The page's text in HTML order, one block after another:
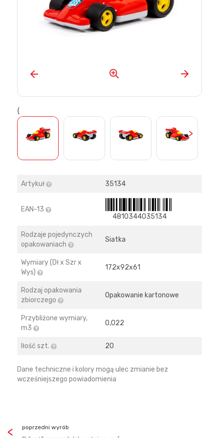
{
>
Artykuł 35134
EAN-13
4810344035134
Rodzaje pojedynczych
opakowaniach
Siatka
Wymiary (Dł x Szr x
Wys)
172х92х61
Rodzaj opakowania
zbiorczego
Opakowanie kartonowe
Przybliżone wymiary,
m3
0,022
Iłość szt. 20
Dane techniczne i kolory mogą ulec zmianie bez
wcześniejszego powiadomienia
poprzedni wyrób